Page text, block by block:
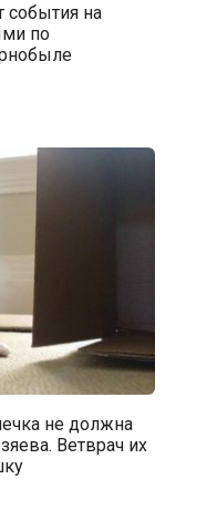
события на
по
не должна
Ветврач их